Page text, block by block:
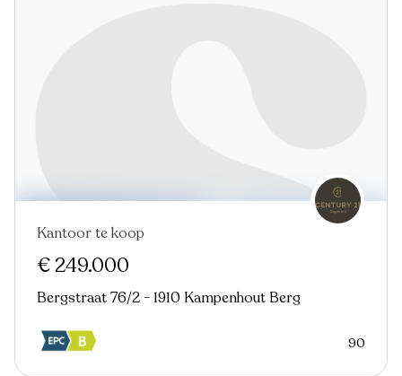
Kantoor te koop
€ 249.000
Bergstraat 76/2 - 1910 Kampenhout Berg
90